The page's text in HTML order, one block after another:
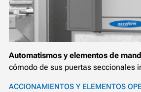
Automatismos y elementos de
cómodo de sus puertas seccionales
ACCIONAMIENTOS Y ELEMENTOS